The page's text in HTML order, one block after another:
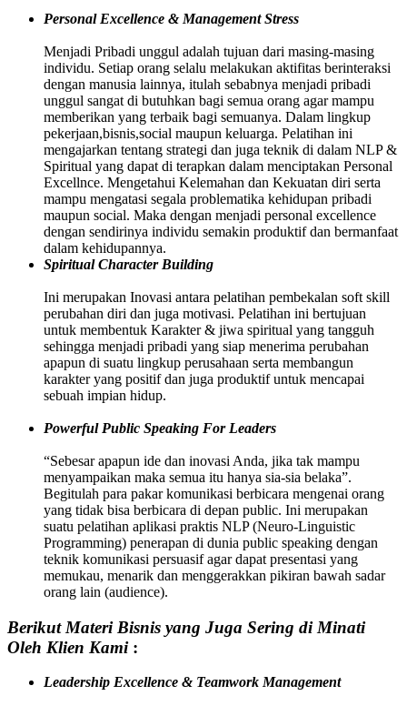
Personal Excellence & Management Stress
Menjadi Pribadi unggul adalah tujuan dari masing-masing
individu. Setiap orang selalu melakukan aktifitas berinteraksi
dengan manusia lainnya, itulah sebabnya menjadi pribadi
unggul sangat di butuhkan bagi semua orang agar mampu
memberikan yang terbaik bagi semuanya. Dalam lingkup
pekerjaan,bisnis,social maupun keluarga. Pelatihan ini
mengajarkan tentang strategi dan juga teknik di dalam NLP &
Spiritual yang dapat di terapkan dalam menciptakan Personal
Excellnce. Mengetahui Kelemahan dan Kekuatan diri serta
mampu mengatasi segala problematika kehidupan pribadi
maupun social. Maka dengan menjadi personal excellence
dengan sendirinya individu semakin produktif dan bermanfaat
dalam kehidupannya.
Spiritual Character Building
Ini merupakan Inovasi antara pelatihan pembekalan soft skill
perubahan diri dan juga motivasi. Pelatihan ini bertujuan
untuk membentuk Karakter & jiwa spiritual yang tangguh
sehingga menjadi pribadi yang siap menerima perubahan
apapun di suatu lingkup perusahaan serta membangun
karakter yang positif dan juga produktif untuk mencapai
sebuah impian hidup.
Powerful Public Speaking For Leaders
“Sebesar apapun ide dan inovasi Anda, jika tak mampu
menyampaikan maka semua itu hanya sia-sia belaka”.
Begitulah para pakar komunikasi berbicara mengenai orang
yang tidak bisa berbicara di depan public. Ini merupakan
suatu pelatihan aplikasi praktis NLP (Neuro-Linguistic
Programming) penerapan di dunia public speaking dengan
teknik komunikasi persuasif agar dapat presentasi yang
memukau, menarik dan menggerakkan pikiran bawah sadar
orang lain (audience).
Berikut Materi Bisnis yang Juga Sering di Minati
Oleh Klien Kami:
Leadership Excellence & Teamwork Management